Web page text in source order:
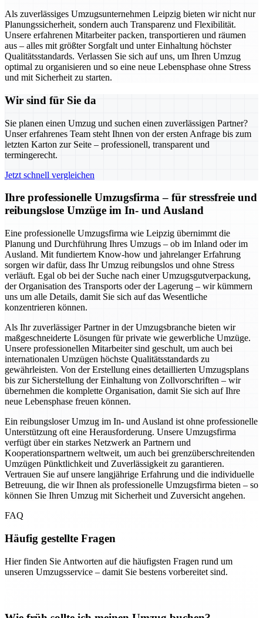
Als zuverlässiges Umzugsunternehmen Leipzig bieten wir nicht nur
Planungssicherheit, sondern auch Transparenz und Flexibilität.
Unsere erfahrenen Mitarbeiter packen, transportieren und räumen
aus – alles mit größter Sorgfalt und unter Einhaltung höchster
Qualitätsstandards. Verlassen Sie sich auf uns, um Ihren Umzug
optimal zu organisieren und so eine neue Lebensphase ohne Stress
und mit Sicherheit zu starten.
Wir sind für Sie da
Sie planen einen Umzug und suchen einen zuverlässigen Partner?
Unser erfahrenes Team steht Ihnen von der ersten Anfrage bis zum
letzten Karton zur Seite – professionell, transparent und
termingerecht.
Jetzt schnell vergleichen
Ihre professionelle Umzugsfirma – für stressfreie und
reibungslose Umzüge im In- und Ausland
Eine professionelle Umzugsfirma wie Leipzig übernimmt die
Planung und Durchführung Ihres Umzugs – ob im Inland oder im
Ausland. Mit fundiertem Know-how und jahrelanger Erfahrung
sorgen wir dafür, dass Ihr Umzug reibungslos und ohne Stress
verläuft. Egal ob bei der Suche nach einer Umzugsgutverpackung,
der Organisation des Transports oder der Lagerung – wir kümmern
uns um alle Details, damit Sie sich auf das Wesentliche
konzentrieren können.
Als Ihr zuverlässiger Partner in der Umzugsbranche bieten wir
maßgeschneiderte Lösungen für private wie gewerbliche Umzüge.
Unsere professionellen Mitarbeiter sind geschult, um auch bei
internationalen Umzügen höchste Qualitätsstandards zu
gewährleisten. Von der Erstellung eines detaillierten Umzugsplans
bis zur Sicherstellung der Einhaltung von Zollvorschriften – wir
übernehmen die komplette Organisation, damit Sie sich auf Ihre
neue Lebensphase freuen können.
Ein reibungsloser Umzug im In- und Ausland ist ohne professionelle
Unterstützung oft eine Herausforderung. Unsere Umzugsfirma
verfügt über ein starkes Netzwerk an Partnern und
Kooperationspartnern weltweit, um auch bei grenzüberschreitenden
Umzügen Pünktlichkeit und Zuverlässigkeit zu garantieren.
Vertrauen Sie auf unsere langjährige Erfahrung und die individuelle
Betreuung, die wir Ihnen als professionelle Umzugsfirma bieten – so
können Sie Ihren Umzug mit Sicherheit und Zuversicht angehen.
FAQ
Häufig gestellte Fragen
Hier finden Sie Antworten auf die häufigsten Fragen rund um
unseren Umzugsservice – damit Sie bestens vorbereitet sind.